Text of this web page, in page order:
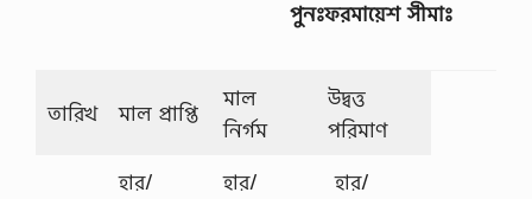
পুনঃফরমায়েশসীমাঃ
তারিখ মাল প্রাপ্তি
মাল
নির্গম
উদ্বত্ত
পরিমাণ
হার/
হার/
হার/